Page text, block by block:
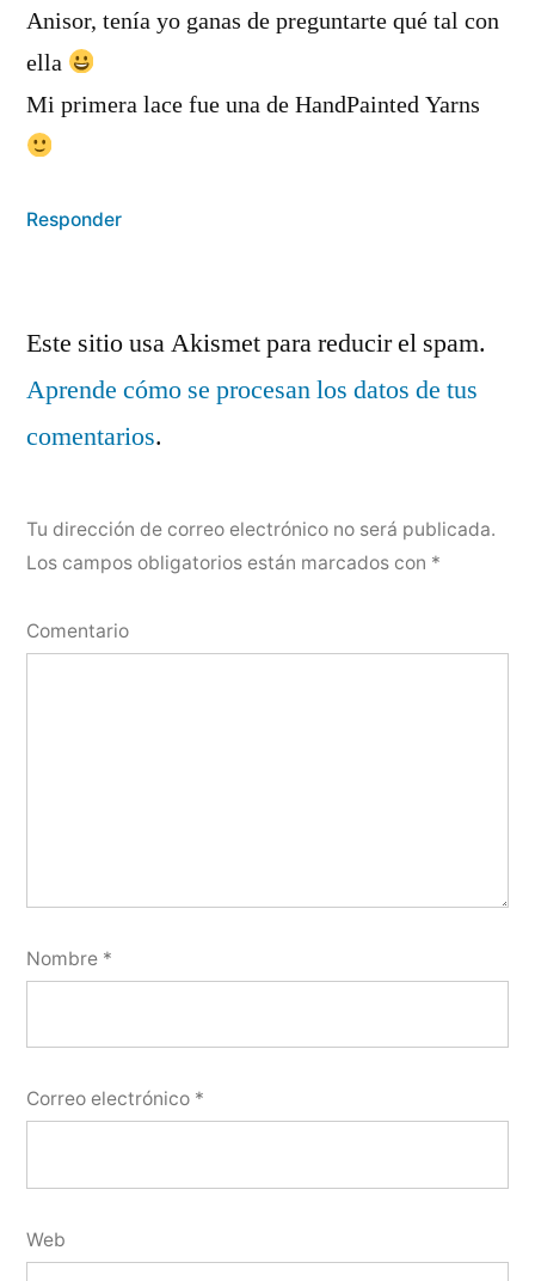
Anisor, tenía yo ganas de preguntarte qué tal con
ella
Mi primera lace fue una de HandPainted Yarns
Responder
un
comentario
Tu dirección de correo electrónico no será publicada.
Los campos obligatorios están marcados con *
Comentario
Nombre *
Correo electrónico *
Web
Este sitio usa Akismet para reducir el spam.
Aprende cómo se procesan los datos de tus
comentarios.